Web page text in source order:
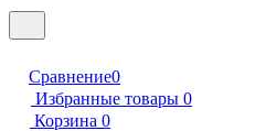
Сравнение0
Избранные товары 0
Корзина 0